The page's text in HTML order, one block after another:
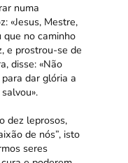
numa
«Jesus, Mestre,
que no caminho
e prostrou-se de
disse: «Não
dar glória a
dez leprosos,
de nós”, isto
seres